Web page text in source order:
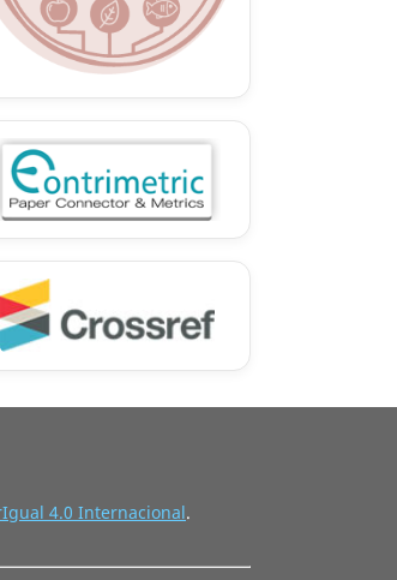
4.0 Internacional.